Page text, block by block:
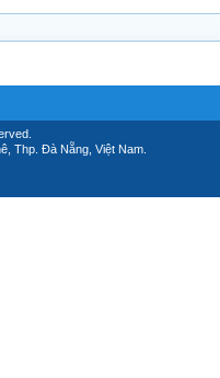
Thp. Đà Nẵng, Việt Nam.